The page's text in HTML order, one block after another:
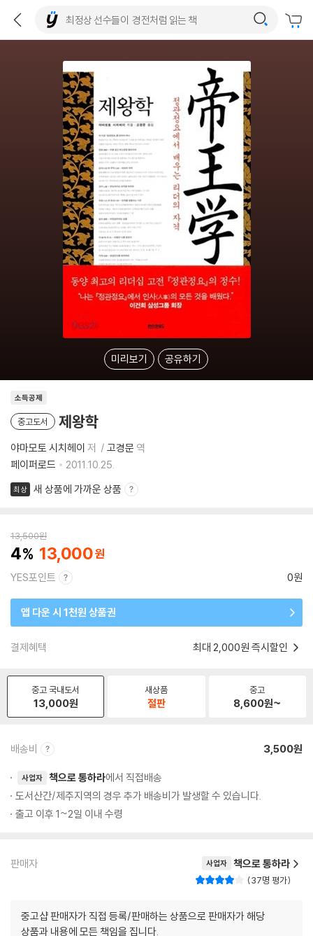
미리보기 공유하기
소득공제
중고도서 제왕학
야마모토 시치헤이 저 고경문 역
페이퍼로드
2011.10.25.
최상 새 상품에 가까운 상품
13,500원
4 13,000
YES포인트 0원
앱 다운 시 1천원 상품권
결제혜택 최대 2,000원 즉시할인
중고 국내도서
13,000원
새상품
절판
중고
8,600원~
배송비 3,500원
사업자 책으로 통하라에서 직접배송
도서산간/제주지역의 경우 추가 배송비가 발생할 수 있습니다.
출고 이후 1~2일 이내 수령
판매자 사업자 책으로 통하라
37명 평가
중고샵 판매자가 직접 등록/판매하는 상품으로 판매자가 해당
상품과 내용에 모든 책임을 집니다.